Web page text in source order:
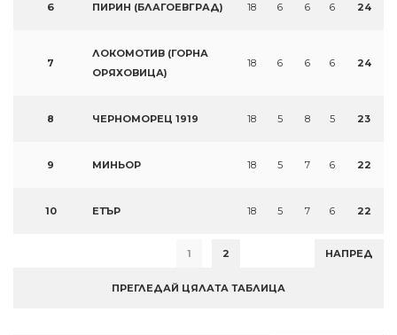
6 ПИРИН (БЛАГОЕВГРАД) 18 6 6 6 24
7
ЛОКОМОТИВ (ГОРНА
ОРЯХОВИЦА)
18 6 6 6 24
8 ЧЕРНОМОРЕЦ 1919 18 5 8 5 23
9 МИНЬОР 18 5 7 6 22
10 ЕТЪР 18 5 7 6 22
1 2 НАПРЕД
ПРЕГЛЕДАЙ ЦЯЛАТА ТАБЛИЦА